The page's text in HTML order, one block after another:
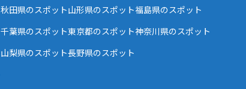
秋田県のスポット山形県のスポット福島県のスポット
千葉県のスポット東京都のスポット神奈川県のスポット
山梨県のスポット長野県のスポット